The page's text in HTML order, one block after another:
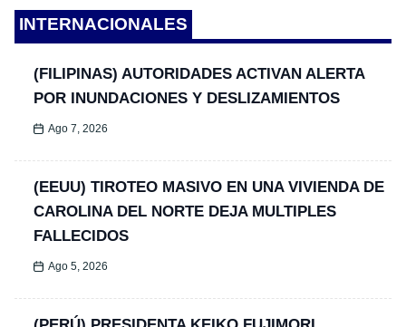
INTERNACIONALES
(FILIPINAS) AUTORIDADES ACTIVAN ALERTA
POR INUNDACIONES Y DESLIZAMIENTOS
Ago 7, 2026
(EEUU) TIROTEO MASIVO EN UNA VIVIENDA DE
CAROLINA DEL NORTE DEJA MULTIPLES
FALLECIDOS
Ago 5, 2026